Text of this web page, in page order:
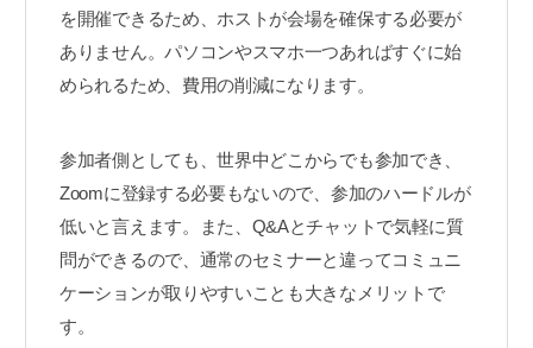
を開催できるため、ホストが会場を確保する必要が
ありません。パソコンやスマホ一つあればすぐに始
められるため、費用の削減になります。
参加者側としても、世界中どこからでも参加でき、
Zoomに登録する必要もないので、参加のハードルが
低いと言えます。また、Q&Aとチャットで気軽に質
問ができるので、通常のセミナーと違ってコミュニ
ケーションが取りやすいことも大きなメリットで
す。